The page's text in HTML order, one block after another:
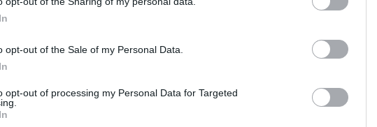
opt-out of the Sale of my Personal Data.
opt-out of processing my Personal Data for Targeted